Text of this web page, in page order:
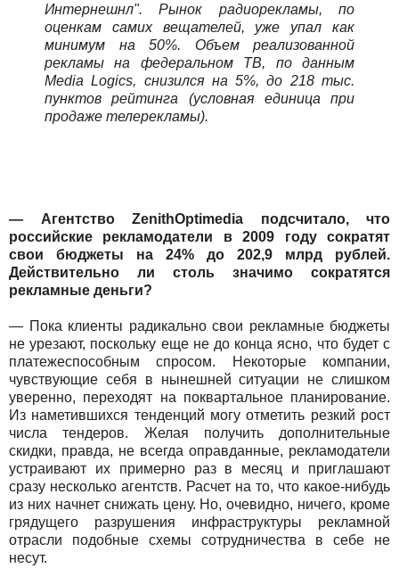
Интернешнл". Рынок радиорекламы, по
оценкам самих вещателей, уже упал как
минимум на 50%. Объем реализованной
рекламы на федеральном ТВ, по данным
Media Logics, снизился на 5%, до 218 тыс.
пунктов рейтинга (условная единица при
продаже телерекламы).
— Агентство ZenithOptimedia подсчитало, что
российские рекламодатели в 2009 году сократят
свои бюджеты на 24% до 202,9 млрд рублей.
Действительно ли столь значимо сократятся
рекламные деньги?
— Пока клиенты радикально свои рекламные бюджеты
не урезают, поскольку еще не до конца ясно, что будет с
платежеспособным спросом. Некоторые компании,
чувствующие себя в нынешней ситуации не слишком
уверенно, переходят на поквартальное планирование.
Из наметившихся тенденций могу отметить резкий рост
числа тендеров. Желая получить дополнительные
скидки, правда, не всегда оправданные, рекламодатели
устраивают их примерно раз в месяц и приглашают
сразу несколько агентств. Расчет на то, что какое-нибудь
из них начнет снижать цену. Но, очевидно, ничего, кроме
грядущего разрушения инфраструктуры рекламной
отрасли подобные схемы сотрудничества в себе не
несут.